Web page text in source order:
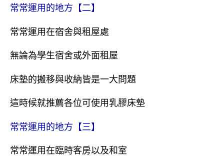
常常運用的地方【二】
常常運用在宿舍與租屋處
無論為學生宿舍或外面租屋
床墊的搬移與收納皆是一大問題
這時候就推薦各位可使用乳膠床墊
常常運用的地方【三】
常常運用在臨時客房以及和室